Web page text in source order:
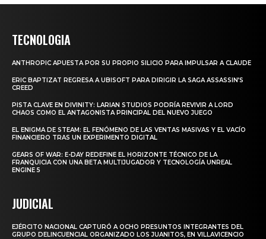
TECNOLOGIA
ANTHROPIC APUESTA POR SU PROPIO SILICIO PARA IMPULSAR A CLAUDE
ERIC BAPTIZAT REGRESA A UBISOFT PARA DIRIGIR LA SAGA ASSASSIN’S
CREED
PISTA CLAVE EN DIVINITY: LARIAN STUDIOS PODRÍA REVIVIR A LORD
CHAOS COMO EL ANTAGONISTA PRINCIPAL DEL NUEVO JUEGO
EL ENIGMA DE STEAM: EL FENÓMENO DE LAS VENTAS MASIVAS Y EL VACÍO
FINANCIERO TRAS UN EXPERIMENTO DIGITAL
GEARS OF WAR: E-DAY REDEFINE EL HORIZONTE TÉCNICO DE LA
FRANQUICIA CON UNA BETA MULTIJUGADOR Y TECNOLOGÍA UNREAL
ENGINE 5
JUDICIAL
EJÉRCITO NACIONAL CAPTURÓ A OCHO PRESUNTOS INTEGRANTES DEL
GRUPO DELINCUENCIAL ORGANIZADO LOS JUANITOS, EN VILLAVICENCIO